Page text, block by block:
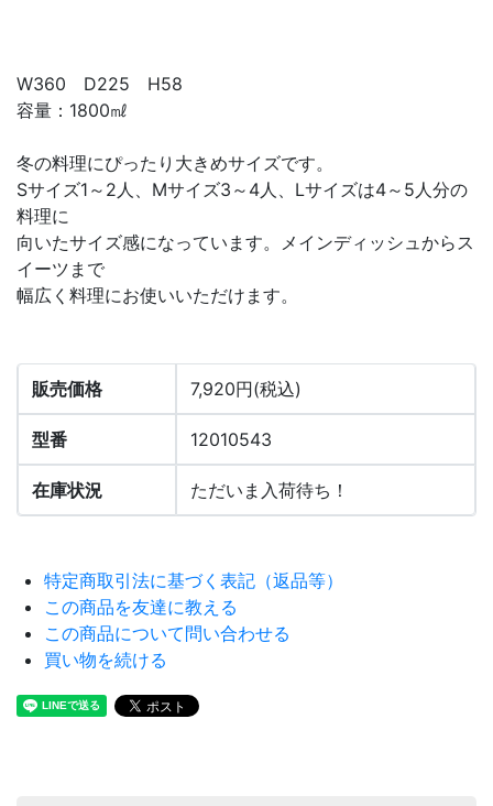
W360 D225 H58
容量：1800㎖
冬の料理にぴったり大きめサイズです。
Sサイズ1～2人、Mサイズ3～4人、Lサイズは4～5人分の
料理に
向いたサイズ感になっています。メインディッシュからス
イーツまで
幅広く料理にお使いいただけます。
販売価格 7,920円(税込)
型番 12010543
在庫状況 ただいま入荷待ち！
特定商取引法に基づく表記（返品等）
この商品を友達に教える
この商品について問い合わせる
買い物を続ける